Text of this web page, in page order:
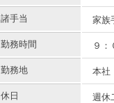
諸手当 家族
勤務時間 ９
勤務地 本社
休日 週休